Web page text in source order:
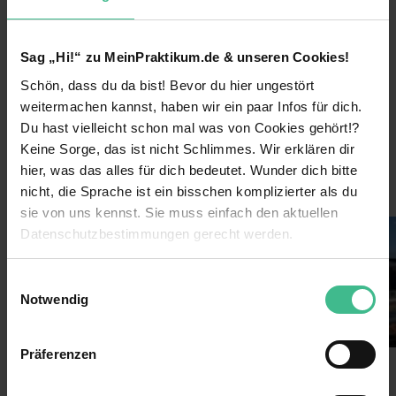
Sag „Hi!“ zu MeinPraktikum.de & unseren Cookies!
Schön, dass du da bist! Bevor du hier ungestört
weitermachen kannst, haben wir ein paar Infos für dich.
Du hast vielleicht schon mal was von Cookies gehört!?
Keine Sorge, das ist nicht Schlimmes. Wir erklären dir
hier, was das alles für dich bedeutet. Wunder dich bitte
nicht, die Sprache ist ein bisschen komplizierter als du
sie von uns kennst. Sie muss einfach den aktuellen
Datenschutzbestimmungen gerecht werden.
Benutzung der Webseite getroffenen Einstellungen zu
Notwendig
Präferenzen
Unternehmensart
Mitarbeiter
Branche
Gesundheit, Pflege & Soziales
Bildungswesen
Einblicke ins Unternehmen